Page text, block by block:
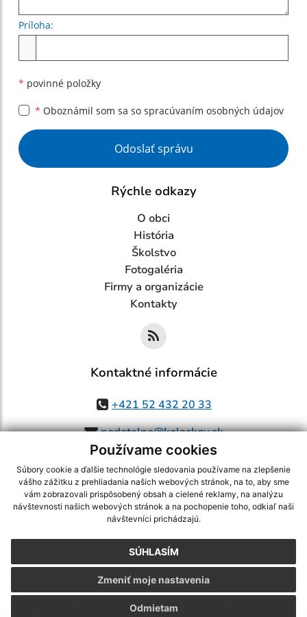
Používame cookies
Súbory cookie a ďalšie technológie sledovania používame na zlepšenie
vášho zážitku z prehliadania našich webových stránok, na to, aby sme
vám zobrazovali prispôsobený obsah a cielené reklamy, na analýzu
návštevnosti našich webových stránok a na pochopenie toho, odkiaľ naši
návštevníci prichádzajú.
SÚHLASÍM
Odmietam
Zmeniť moje nastavenia
Príloha:
* povinné položky
* Oboznámil som sa so spracúvaním osobných údajov
Google reCaptcha Response
Odoslať správu
Rýchle odkazy
O obci
História
Školstvo
Fotogaléria
Firmy a organizácie
Kontakty
Kontaktné informácie
+421 52 432 20 33
podatelna@kolackov.sk
využite možnosť získavania aktuálnych informácií s využitím RSS
CMS systém (redakčný) systém ECHELON 2,Mapa stránok,web portál
webex.digital, s.r.o.,domény,registrácia domény
Posledná aktualizácia:05.08.2026
Vytlačiť stránku|Vyhlásenie o prístupnosti